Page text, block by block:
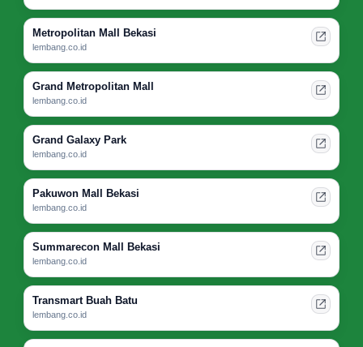
Metropolitan Mall Bekasi
lembang.co.id
Grand Metropolitan Mall
lembang.co.id
Grand Galaxy Park
lembang.co.id
Pakuwon Mall Bekasi
lembang.co.id
Summarecon Mall Bekasi
lembang.co.id
Transmart Buah Batu
lembang.co.id